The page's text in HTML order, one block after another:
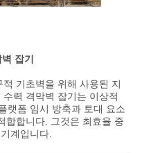
잡기
기초벽을 위해 사용된 지
력 격막벽 잡기는 이상적
랫폼 임시 방축과 토대 요소
합합니다. 그것은 최효율 중
계입니다.